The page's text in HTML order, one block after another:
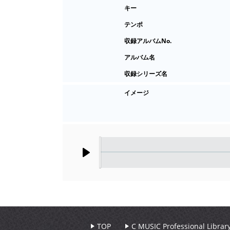
キー
テンポ
収録アルバムNo.
アルバム名
収録シリーズ名
イメージ
TOP C MUSIC Professional